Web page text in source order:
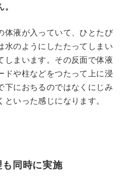
体液が入っていて、ひとたび
水のようにしたたってしまい
しまいます。その反面で体液
ドや柱などをつたって上に浸
下におちるのではなくにじみ
いった感じになります。
同時に実施